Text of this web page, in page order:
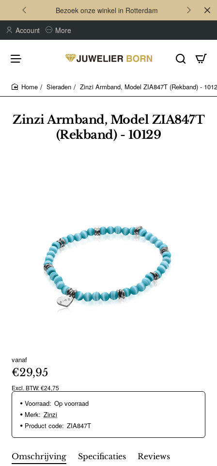
Bezoek onze winkel in Rotterdam
Account More
Zinzi Armband, Model ZIA847T
(Rekband) - 10129
Sieraden Zinzi Armband, Model ZIA847T (Rekband) -
vanaf
€29,95
Excl. BTW: €24,75
Voorraad: Op voorraad
Merk: Zinzi
Product code: ZIA847T
Omschrijving Specificaties Reviews